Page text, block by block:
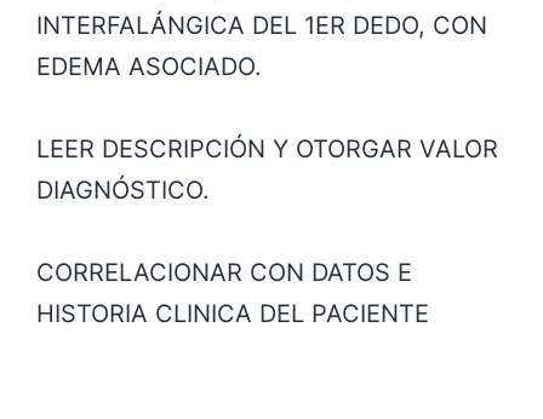
INTERFALÁNGICA DEL 1ER DEDO, CON
EDEMA ASOCIADO.
LEER DESCRIPCIÓN Y OTORGAR VALOR
DIAGNÓSTICO.
CORRELACIONAR CON DATOS E
HISTORIA CLINICA DEL PACIENTE